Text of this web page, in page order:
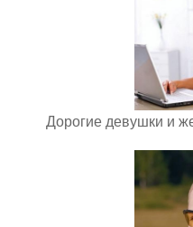
Дорогие девушки и